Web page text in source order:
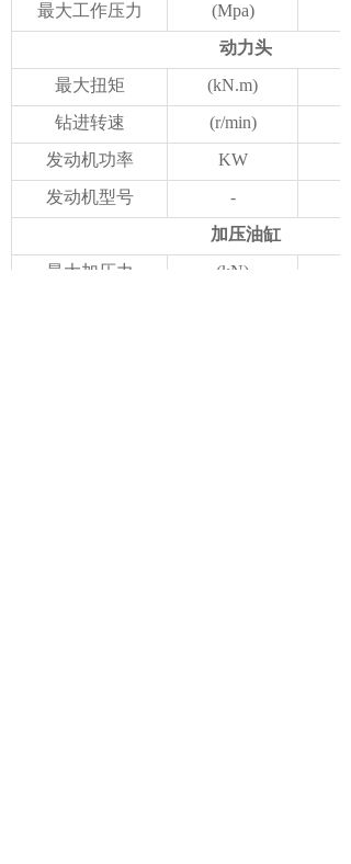
最大工作压力
(Mpa)
动力头
最大扭矩
(kN.m)
钻进转速
(r/min)
发动机功率
KW
发动机型号
-
加压油缸
最大加压力
(kN)